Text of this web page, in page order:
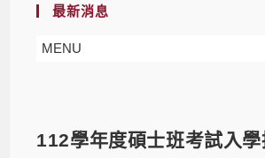
最新消息
MENU
112學年度碩士班考試入